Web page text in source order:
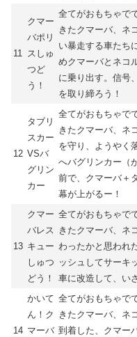
11
クマー
バポリ
スしゅ
つど
う！
全てがおもちゃで
きたクマーバ、ネ
い暴走する車たち
めクマーバとネコ
に乗り出す。信号
を取り締ろう！
12
タブリ
スカー
VSバ
グリン
カー
全てがおもちゃで
きたクマーバ、ネ
を守り、ようやく
へバグリンカー（
前で、クマーバ＋
幕が上がるー！
13
クマー
バレス
キュー
しゅつ
どう！
全てがおもちゃで
きたクマーバ、ネ
わったかと思われ
ッシュしてサーキ
車に改造して、い
14
かいて
ん！ク
マーバ
全てがおもちゃで
きたクマーバ、ネ
到着した、クマー